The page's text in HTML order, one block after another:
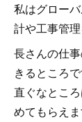
私はグロー
計や工事管理
長さんの仕
きるところ
直ぐなとこ
めてもらえ